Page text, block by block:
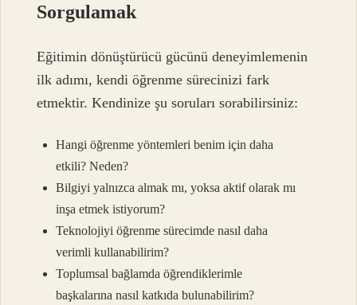
Sorgulamak
Eğitimin dönüştürücü gücünü deneyimlemenin
ilk adımı, kendi öğrenme sürecinizi fark
etmektir. Kendinize şu soruları sorabilirsiniz:
Hangi öğrenme yöntemleri benim için daha
etkili? Neden?
Bilgiyi yalnızca almak mı, yoksa aktif olarak mı
inşa etmek istiyorum?
Teknolojiyi öğrenme sürecimde nasıl daha
verimli kullanabilirim?
Toplumsal bağlamda öğrendiklerimle
başkalarına nasıl katkıda bulunabilirim?